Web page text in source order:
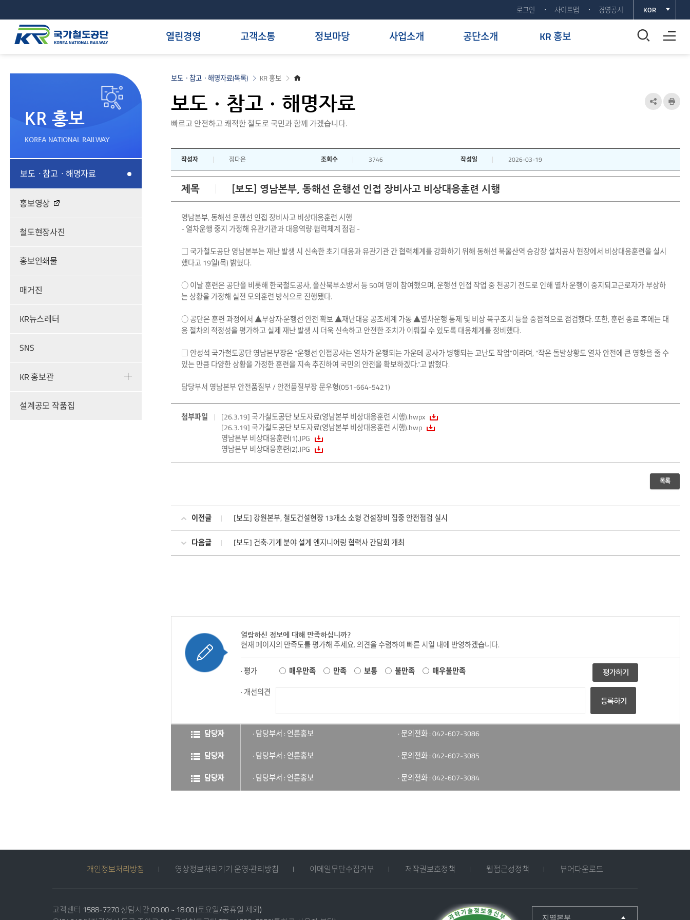
로그인 사이트맵 경영공시 KOR
열린경영 고객소통 정보마당 사업소개 공단소개 KR 홍보
통
색
열
기
전체메뉴 열기
KR 홍보
KOREA NATIONAL RAILWAY
보도ㆍ참고ㆍ해명자료
홍보영상
철도현장사진
홍보인쇄물
매거진
KR뉴스레터
SNS
KR 홍보관
설계공모 작품집
로
KR 홍보
보도ㆍ참고ㆍ해명자료(목록)
보도ㆍ참고ㆍ해명자료
빠르고 안전하고 쾌적한 철도로 국민과 함께 가겠습니다.
공
열
인
작성자 정다은 조회수 3746 작성일 2026-03-19
제목 [보도] 영남본부, 동해선 운행선 인접 장비사고 비상대응훈련 시행
영남본부, 동해선 운행선 인접 장비사고 비상대응훈련 시행
- 열차운행 중지 가정해 유관기관과 대응역량·협력체계 점검 -
□ 국가철도공단 영남본부는 재난 발생 시 신속한 초기 대응과 유관기관 간 협력체계를 강화하기 위해 동해선 북울산역 승강장 설치공사 현장에서 비상대응훈련을 실시
했다고 19일(목) 밝혔다.
○ 이날 훈련은 공단을 비롯해 한국철도공사, 울산북부소방서 등 50여 명이 참여했으며, 운행선 인접 작업 중 천공기 전도로 인해 열차 운행이 중지되고근로자가 부상하
는 상황을 가정해 실전 모의훈련 방식으로 진행됐다.
○ 공단은 훈련 과정에서 ▲부상자·운행선 안전 확보 ▲재난대응 공조체계 가동 ▲열차운행 통제 및 비상 복구조치 등을 중점적으로 점검했다. 또한, 훈련 종료 후에는 대
응 절차의 적정성을 평가하고 실제 재난 발생 시 더욱 신속하고 안전한 조치가 이뤄질 수 있도록 대응체계를 정비했다.
□ 안성석 국가철도공단 영남본부장은 “운행선 인접공사는 열차가 운행되는 가운데 공사가 병행되는 고난도 작업”이라며, “작은 돌발상황도 열차 안전에 큰 영향을 줄 수
있는 만큼 다양한 상황을 가정한 훈련을 지속 추진하여 국민의 안전을 확보하겠다.”고 밝혔다.
담당부서 영남본부 안전품질부 / 안전품질부장 문우형(051-664-5421)
첨부파일
[26.3.19] 국가철도공단 보도자료(영남본부 비상대응훈련 시행).hwpx
[26.3.19] 국가철도공단 보도자료(영남본부 비상대응훈련 시행).hwp
영남본부 비상대응훈련(1).JPG
영남본부 비상대응훈련(2).JPG
목록
이전글 [보도] 강원본부, 철도건설현장 13개소 소형 건설장비 집중 안전점검 실시
다음글 [보도] 건축·기계 분야 설계 엔지니어링 협력사 간담회 개최
열람하신 정보에 대해 만족하십니까?
현재 페이지의 만족도를 평가해 주세요. 의견을 수렴하여 빠른 시일 내에 반영하겠습니다.
· 평가 매우만족 만족 보통 불만족
매우불만족
· 개선의견
담당자 · 담당부서 : 언론홍보
· 문의전화 : 042-607-3086
담당자
· 담당부서 : 언론홍보
· 문의전화 : 042-607-3085
담당자
· 담당부서 : 언론홍보 · 문의전화 : 042-607-3084
개인정보처리방침 영상정보처리기기 운영·관리방침 이메일무단수집거부 저작권보호정책 웹접근성정책 뷰어다운로드
지역본부
고객센터 1588-7270 상담시간 09:00 ~ 18:00 (토요일/공휴일 제외)